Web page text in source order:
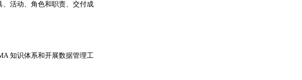
活动、角色和职责、交付成
知识体系和开展数据管理工